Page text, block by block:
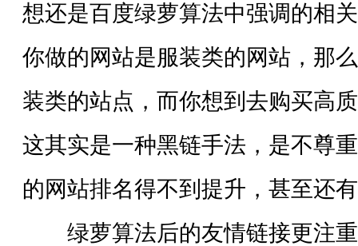
想还是百度绿萝算法中强调的相
你做的网站是服装类的网站，那
装类的站点，而你想到去购买高
这其实是一种黑链手法，是不尊
的网站排名得不到提升，甚至还
绿萝算法后的友情链接更注